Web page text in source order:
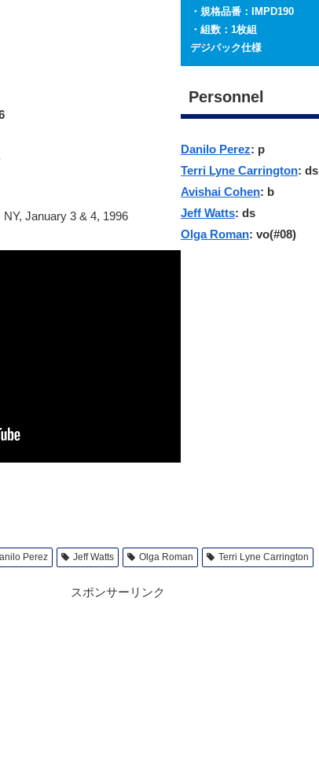
January 3 & 4, 1996
・規格品番：IMPD190
・組数：1枚組
デジパック仕様
Personnel
Danilo Perez: p
Terri Lyne Carrington: ds
Avishai Cohen: b
Jeff Watts: ds
Olga Roman: vo(#08)
Perez Jeff Watts Olga Roman Terri Lyne Carrington
スポンサーリンク